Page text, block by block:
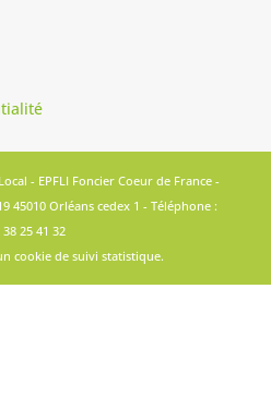
- EPFLI Foncier Coeur de France -
45010 Orléans cedex 1 - Téléphone :
38 25 41 32
cookie de suivi statistique.